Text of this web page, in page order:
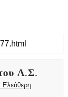
Λ.Σ.
Ελεύθερη